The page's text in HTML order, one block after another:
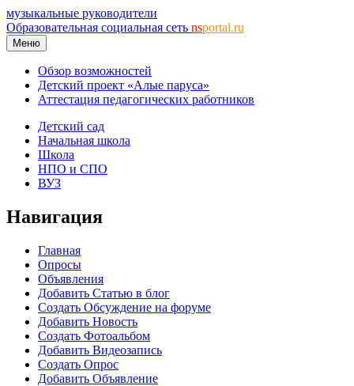
музыкальные руководители
Образовательная социальная сеть nsportal.ru
Меню
Обзор возможностей
Детский проект «Алые паруса»
Аттестация педагогических работников
Детский сад
Начальная школа
Школа
НПО и СПО
ВУЗ
Навигация
Главная
Опросы
Объявления
Добавить Статью в блог
Создать Обсуждение на форуме
Добавить Новость
Создать Фотоальбом
Добавить Видеозапись
Создать Опрос
Добавить Объявление